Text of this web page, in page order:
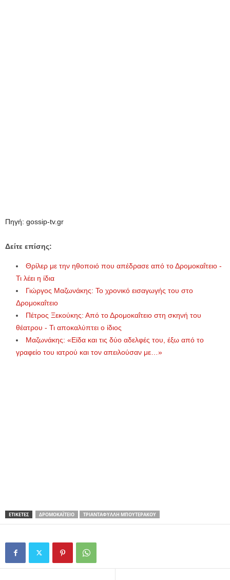
Πηγή: gossip-tv.gr
Δείτε επίσης:
Θρίλερ με την ηθοποιό που απέδρασε από το Δρομοκαΐτειο -
Τι λέει η ίδια
Γιώργος Μαζωνάκης: Το χρονικό εισαγωγής του στο
Δρομοκαΐτειο
Πέτρος Ξεκούκης: Από το Δρομοκαΐτειο στη σκηνή του
θέατρου - Τι αποκαλύπτει ο ίδιος
Μαζωνάκης: «Είδα και τις δύο αδελφές του, έξω από το
γραφείο του ιατρού και τον απειλούσαν με…»
ΕΤΙΚΕΤΕΣ ΔΡΟΜΟΚΑΪ́ΤΕΙΟ ΤΡΙΑΝΤΆΦΥΛΛΗ ΜΠΟΥΤΕΡΆΚΟΥ